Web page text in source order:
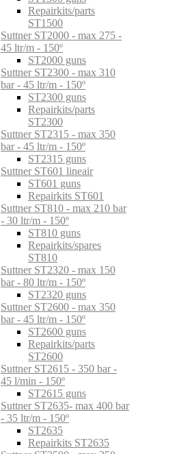
Repairkits/parts
ST1500
Suttner ST2000 - max 275 -
45 ltr/m - 150º
ST2000 guns
Suttner ST2300 - max 310
bar - 45 ltr/m - 150º
ST2300 guns
Repairkits/parts
ST2300
Suttner ST2315 - max 350
bar - 45 ltr/m - 150º
ST2315 guns
Suttner ST601 lineair
ST601 guns
Repairkits ST601
Suttner ST810 - max 210 bar
- 30 ltr/m - 150º
ST810 guns
Repairkits/spares
ST810
Suttner ST2320 - max 150
bar - 80 ltr/m - 150º
ST2320 guns
Suttner ST2600 - max 350
bar - 45 ltr/m - 150º
ST2600 guns
Repairkits/parts
ST2600
Suttner ST2615 - 350 bar -
45 l/min - 150º
ST2615 guns
Suttner ST2635- max 400 bar
- 35 ltr/m - 150º
ST2635
Repairkits ST2635